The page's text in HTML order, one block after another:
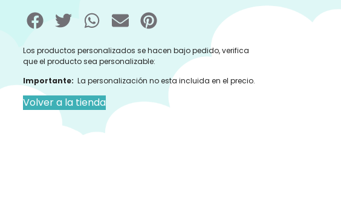
Los productos personalizados se hacen bajo pedido, verifica
que el producto sea personalizable:
Importante: La personalización no esta incluida en el precio.
Volver a la tienda